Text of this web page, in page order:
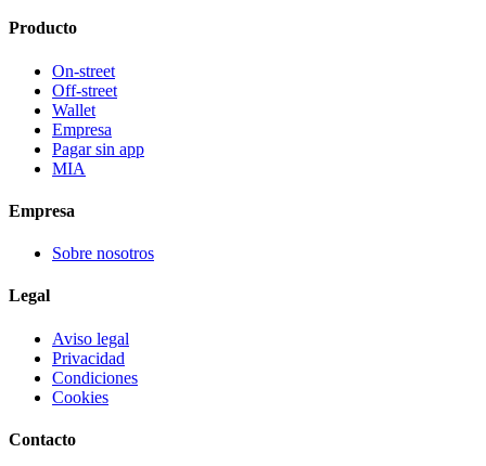
Producto
On-street
Off-street
Wallet
Empresa
Pagar sin app
MIA
Empresa
Sobre nosotros
Legal
Aviso legal
Privacidad
Condiciones
Cookies
Contacto